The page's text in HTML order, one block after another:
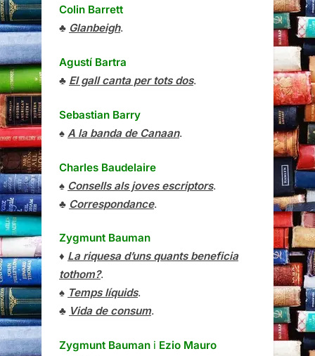
Colin Barrett
♣ Glanbeigh.
Agustí Bartra
♣ El gall canta per tots dos.
Sebastian Barry
♠ A la banda de Canaan.
Charles Baudelaire
♠ Consells als joves escriptors.
♣ Correspondance.
Zygmunt Bauman
♦ La riquesa d’uns quants beneficia
tothom?.
♠ Temps líquids.
♣ Vida de consum.
Zygmunt Bauman i Ezio Mauro